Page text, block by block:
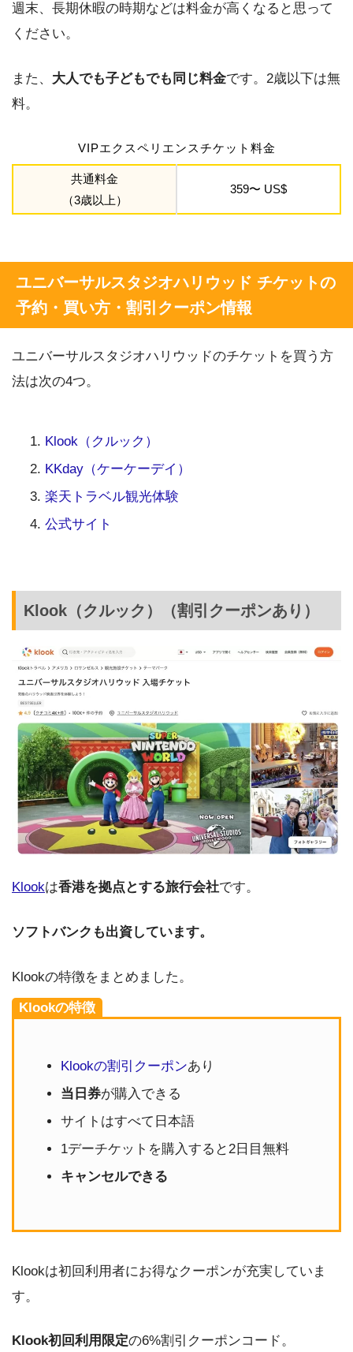
週末、長期休暇の時期などは料金が高くなると思って
ください。
また、 大人でも子どもでも同じ料金です。2歳以下は無
料。
VIPエクスペリエンスチケット料金
共通料金
（3歳以上）
359〜 US$
ユニバーサルスタジオハリウッド チケットの
予約・買い方・割引クーポン情報
ユニバーサルスタジオハリウッドのチケットを買う方
法は次の4つ。
Klook（クルック）
KKday（ケーケーデイ）
楽天トラベル観光体験
公式サイト
Klook（クルック）（割引クーポンあり）
Klookは香港を拠点とする旅行会社です。
ソフトバンクも出資しています。
Klookの特徴をまとめました。
Klookの特徴
Klookの割引クーポンあり
当日券が購入できる
サイトはすべて日本語
1デーチケットを購入すると2日目無料
キャンセルできる
Klookは初回利用者にお得なクーポンが充実していま
す。
Klook初回利用限定の6%割引クーポンコード。